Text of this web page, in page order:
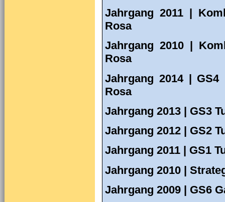
Jahrgang 2011 |
Rosa
Jahrgang 2010 |
Rosa
Jahrgang 2014 |
Rosa
Jahrgang 2013 | GS3
Jahrgang 2012 | GS2
Jahrgang 2011 | GS1
Jahrgang 2010 |
Jahrgang 2009 | GS6